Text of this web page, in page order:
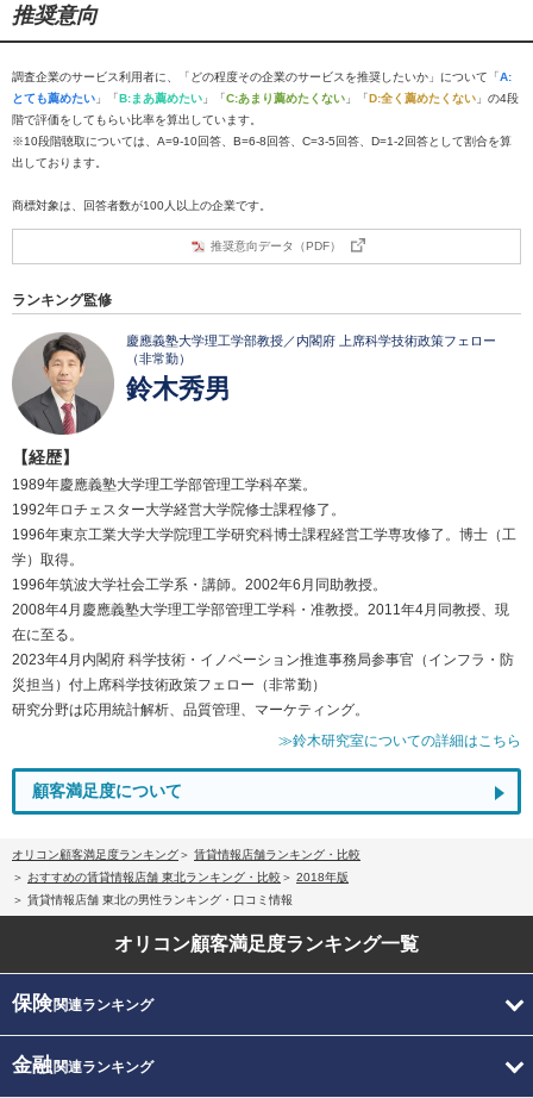
推奨意向
調査企業のサービス利用者に、「どの程度その企業のサービスを推奨したいか」について「A:
とても薦めたい 」「B:まあ薦めたい 」「C:あまり薦めたくない 」「D:全く薦めたくない 」の4段
階で評価をしてもらい比率を算出しています。
※10段階聴取については、A=9-10回答、B=6-8回答、C=3-5回答、D=1-2回答として割合を算
出しております。
商標対象は、回答者数が100人以上の企業です。
推奨意向データ（PDF）
ランキング監修
慶應義塾大学理工学部教授／内閣府 上席科学技術政策フェロー
（非常勤）
鈴木秀男
【経歴】
1989年慶應義塾大学理工学部管理工学科卒業。
1992年ロチェスター大学経営大学院修士課程修了。
1996年東京工業大学大学院理工学研究科博士課程経営工学専攻修了。博士（工
学）取得。
1996年筑波大学社会工学系・講師。2002年6月同助教授。
2008年4月慶應義塾大学理工学部管理工学科・准教授。2011年4月同教授、現
在に至る。
2023年4月内閣府 科学技術・イノベーション推進事務局参事官（インフラ・防
災担当）付上席科学技術政策フェロー（非常勤）
研究分野は応用統計解析、品質管理、マーケティング。
≫鈴木研究室についての詳細はこちら
顧客満足度について
オリコン顧客満足度ランキング
賃貸情報店舗ランキング・比較
おすすめの賃貸情報店舗 東北ランキング・比較
2018年版
賃貸情報店舗 東北の男性ランキング・口コミ情報
オリコン顧客満足度ランキング一覧
保険関連ランキング
金融関連ランキング